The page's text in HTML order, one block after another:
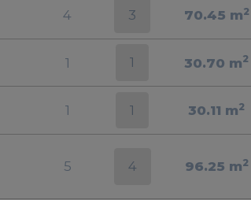
4 3 70.45 m2
1 1 30.70 m2
1 1 30.11 m2
5 4 96.25 m2